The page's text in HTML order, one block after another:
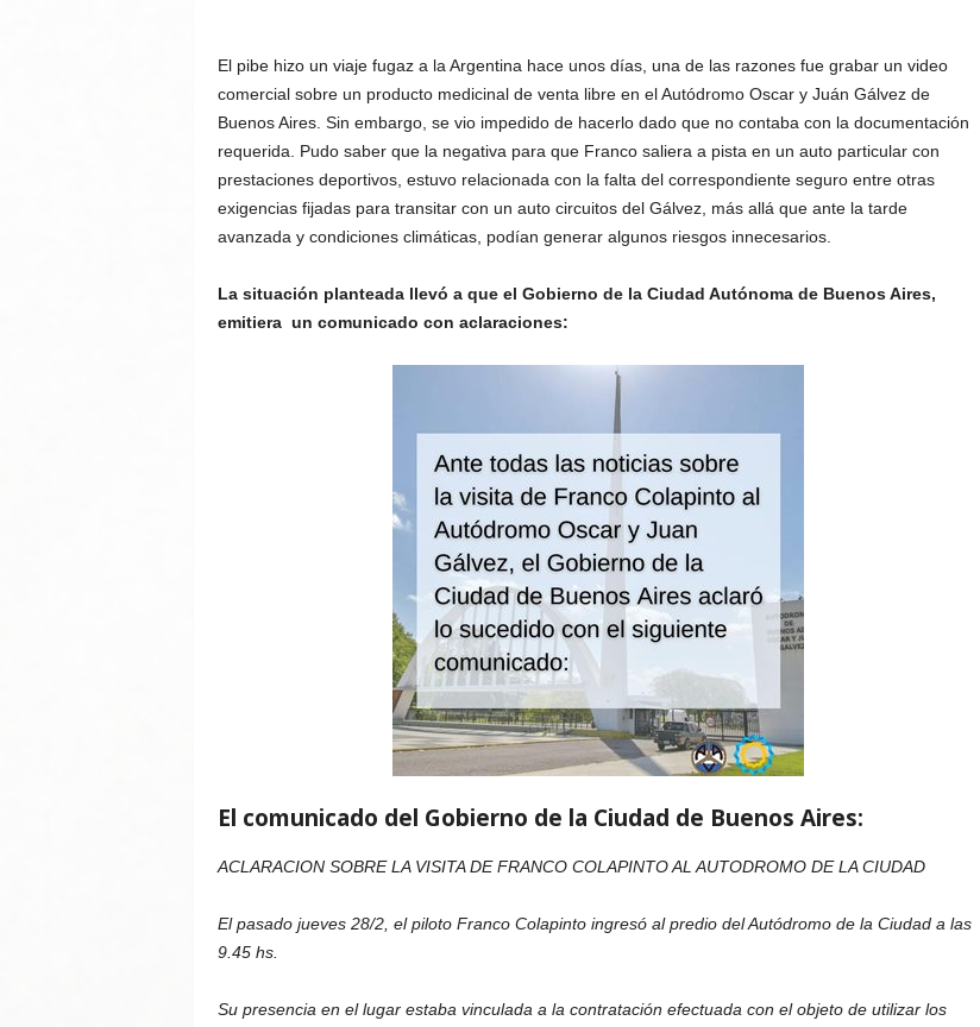
El pibe hizo un viaje fugaz a la Argentina hace unos días, una de las razones fue grabar un video
comercial sobre un producto medicinal de venta libre en el Autódromo Oscar y Juán Gálvez de
Buenos Aires. Sin embargo, se vio impedido de hacerlo dado que no contaba con la documentación
requerida. Pudo saber que la negativa para que Franco saliera a pista en un auto particular con
prestaciones deportivos, estuvo relacionada con la falta del correspondiente seguro entre otras
exigencias fijadas para transitar con un auto circuitos del Gálvez, más allá que ante la tarde
avanzada y condiciones climáticas, podían generar algunos riesgos innecesarios.
La situación planteada llevó a que el Gobierno de la Ciudad Autónoma de Buenos Aires,
emitiera un comunicado con aclaraciones:
El comunicado del Gobierno de la Ciudad de Buenos Aires:
ACLARACION SOBRE LA VISITA DE FRANCO COLAPINTO AL AUTODROMO DE LA CIUDAD
El pasado jueves 28/2, el piloto Franco Colapinto ingresó al predio del Autódromo de la Ciudad a las
9.45 hs.
Su presencia en el lugar estaba vinculada a la contratación efectuada con el objeto de utilizar los